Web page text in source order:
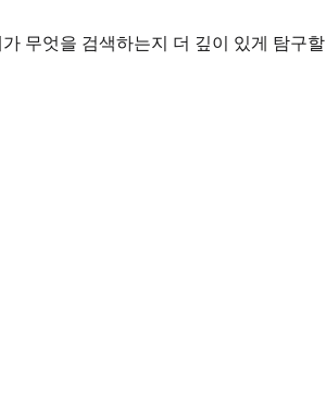
무엇을 검색하는지 더 깊이 있게 탐구